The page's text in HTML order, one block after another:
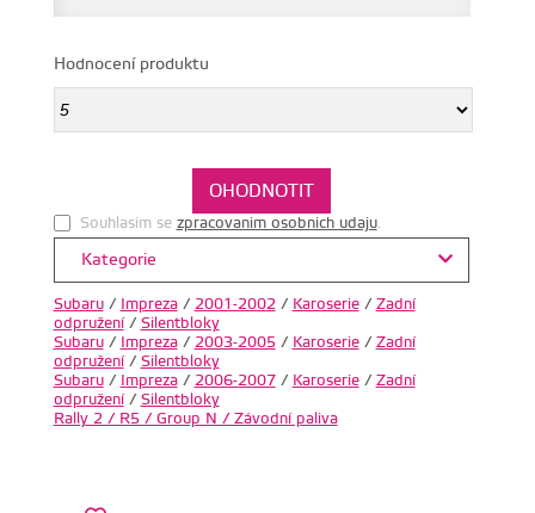
Hodnocení produktu
Souhlasim se zpracovanim osobnich udaju.
Kategorie
Subaru/ Impreza/ 2001-2002 / Karoserie/ Zadní
odpružení/ Silentbloky
Subaru/ Impreza/ 2003-2005/ Karoserie/ Zadní
odpružení/ Silentbloky
Subaru/ Impreza/ 2006-2007/ Karoserie/ Zadní
odpružení/ Silentbloky
Rally 2 / R5 / Group N / Závodní paliva